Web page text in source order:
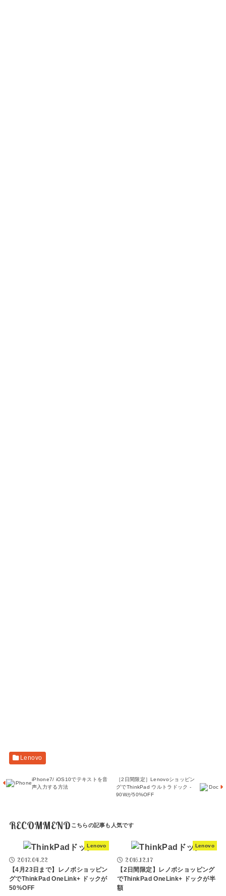
Lenovo
iPhone7/ iOS10でテキストを音
声入力する方法
［2日間限定］Lenovoショッピン
グでThinkPad ウルトラドック -
90Wが50%OFF
RECOMMEND
Lenovo
2017.04.22
【4月23日まで】レノボショッピン
グでThinkPad OneLink+ ドックが
50%OFF
Lenovo
2016.12.17
【2日間限定】レノボショッピング
でThinkPad OneLink+ ドックが半
額